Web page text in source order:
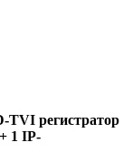
TVI регистратор
1 IP-